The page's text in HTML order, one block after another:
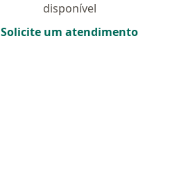
disponível
Solicite um atendimento